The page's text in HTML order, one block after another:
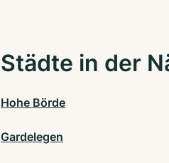
Städte in der
Hohe Börde
Gardelegen